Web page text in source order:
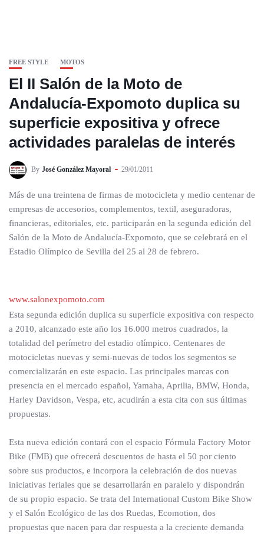
FREE STYLE MOTOS
El II Salón de la Moto de
Andalucía-Expomoto duplica su
superficie expositiva y ofrece
actividades paralelas de interés
By José González Mayoral 29/01/2011
Más de una treintena de firmas de motocicleta y medio centenar de
empresas de accesorios, complementos, textil, aseguradoras,
financieras, editoriales, etc. participarán en la segunda edición del
Salón de la Moto de Andalucía-Expomoto, que se celebrará en el
Estadio Olímpico de Sevilla del 25 al 28 de febrero.
www.salonexpomoto.com
Esta segunda edición duplica su superficie expositiva con respecto
a 2010, alcanzado este año los 16.000 metros cuadrados, la
totalidad del perímetro del estadio olímpico. Centenares de
motocicletas nuevas y semi-nuevas de todos los segmentos se
comercializarán en este espacio. Las principales marcas con
presencia en el mercado español, Yamaha, Aprilia, BMW, Honda,
Harley Davidson, Vespa, etc, acudirán a esta cita con sus últimas
propuestas.
Esta nueva edición contará con el espacio Fórmula Factory Motor
Bike (FMB) que ofrecerá descuentos de hasta el 50 por ciento
sobre sus productos, e incorpora la celebración de dos nuevas
iniciativas feriales que se desarrollarán en paralelo y dispondrán
de su propio espacio. Se trata del International Custom Bike Show
y el Salón Ecológico de las dos Ruedas, Ecomotion, dos
propuestas que nacen para dar respuesta a la creciente demanda